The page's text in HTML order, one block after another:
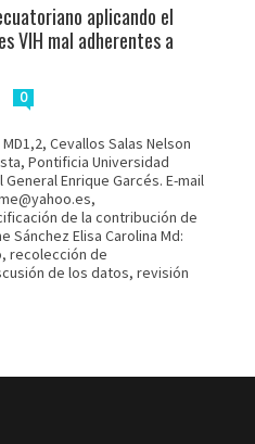
aplicando el
VIH mal adherentes a
0
Cevallos Salas Nelson
Pontificia Universidad
Enrique Garcés. E-mail
de la contribución de
Sánchez Elisa Carolina Md:
recolección de
de los datos, revisión